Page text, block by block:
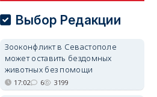
Выбор Редакции
Зооконфликт в Севастополе
может оставить бездомных
животных без помощи
17:02 6 3199